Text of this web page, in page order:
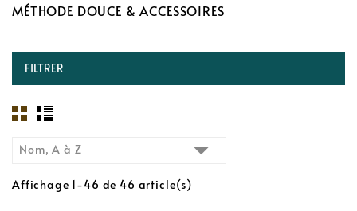
MÉTHODE DOUCE & ACCESSOIRES
FILTRER
Nom, A à Z 
Affichage 1-46 de 46 article(s)